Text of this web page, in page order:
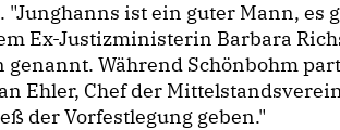
ist ein guter Mann, es
Ex-Justizministerin Barbara
genannt. Während Schönbohm
Ehler, Chef der
der Vorfestlegung geben."